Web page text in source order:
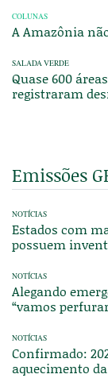
COLUNAS
A Amazônia
SALADA VERDE
Quase 600
registraram
Emissões
NOTÍCIAS
Estados com
possuem
NOTÍCIAS
Alegando
“vamos
NOTÍCIAS
Confirmado:
aquecimento